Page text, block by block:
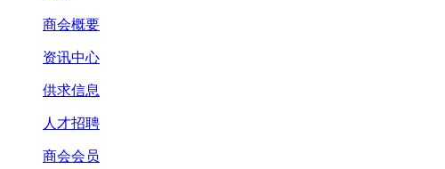
商会概要
资讯中心
供求信息
人才招聘
商会会员